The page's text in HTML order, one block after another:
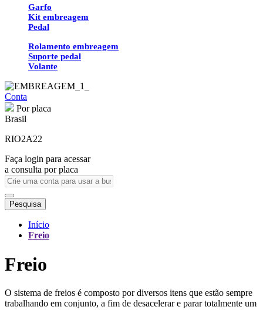
Garfo
Kit embreagem
Pedal
Rolamento embreagem
Suporte pedal
Volante
Conta
Por placa
Brasil
RIO2A22
Faça login para acessar
a consulta por placa
Pesquisa
Início
Freio
Freio
O sistema de freios é composto por diversos itens que estão sempre
trabalhando em conjunto, a fim de desacelerar e parar totalmente um